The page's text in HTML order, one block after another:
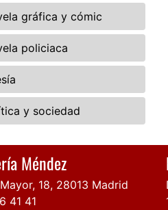
gráfica y cómic
policiaca
y sociedad
Méndez
18, 28013 Madrid
41 41